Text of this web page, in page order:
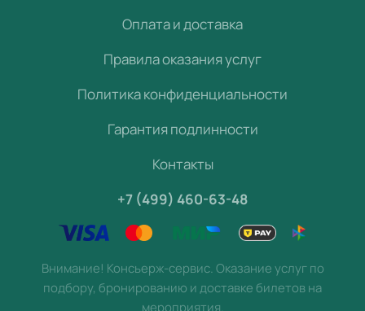
Оплата и доставка
Правила оказания услуг
Политика конфиденциальности
Гарантия подлинности
Контакты
+7 (499) 460-63-48
Внимание! Консьерж-сервис. Оказание услуг по
подбору, бронированию и доставке билетов на